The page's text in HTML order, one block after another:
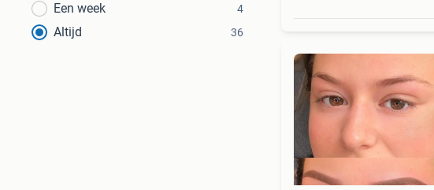
Een week 4
Altijd 36